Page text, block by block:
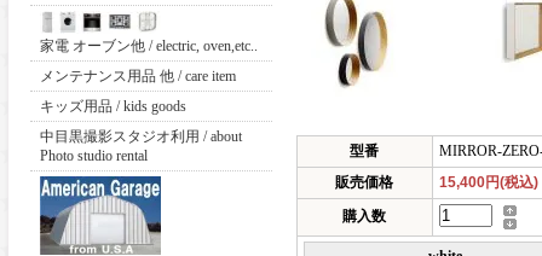
家電 オーブン他 / electric, oven,etc..
メンテナンス用品 他 / care item
キッズ用品 / kids goods
中目黒撮影スタジオ利用 / about
Photo studio rental
型番
MIRROR-
販売価格
15,400円(税込)
購入数